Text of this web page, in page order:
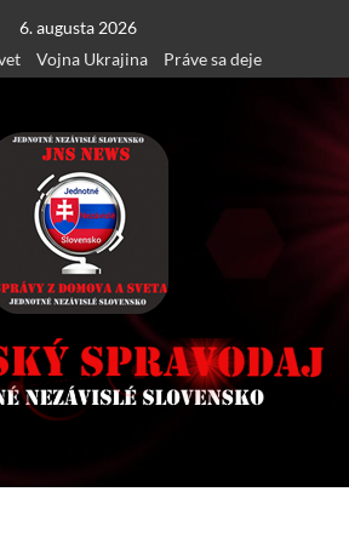
6. augusta 2026
Vojna Ukrajina Práve sa deje